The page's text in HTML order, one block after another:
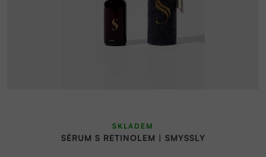
SÉRUM S RETINOLEM | SMYSSLY
SKLADEM